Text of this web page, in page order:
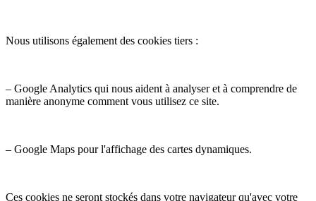
Nous utilisons également des cookies tiers :
– Google Analytics qui nous aident à analyser et à comprendre de
manière anonyme comment vous utilisez ce site.
– Google Maps pour l'affichage des cartes dynamiques.
Ces cookies ne seront stockés dans votre navigateur qu'avec votre